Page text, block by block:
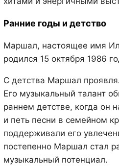
Ранние годы и детство
Маршал, настоящее имя
родился 15 октября 1986
С детства Маршал
Его музыкальный талант
раннем детстве, когда он
и петь песни в семейном
поддерживали его
постепенно Маршал стал
музыкальный потенциал.